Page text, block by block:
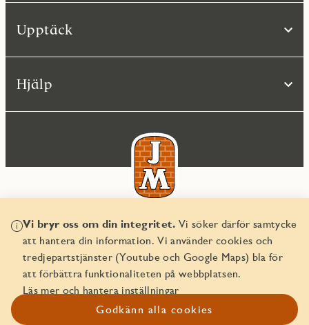
Vi bryr oss om din integritet. Vi söker därför samtycke
att hantera din information. Vi använder cookies och
tredjepartstjänster (Youtube och Google Maps) bla för
att förbättra funktionaliteten på webbplatsen.
Läs mer och hantera inställningar
Godkänn alla cookies
Upptäck
Hjälp
© JM AB 2026
Organisationsnummer 556045-2103